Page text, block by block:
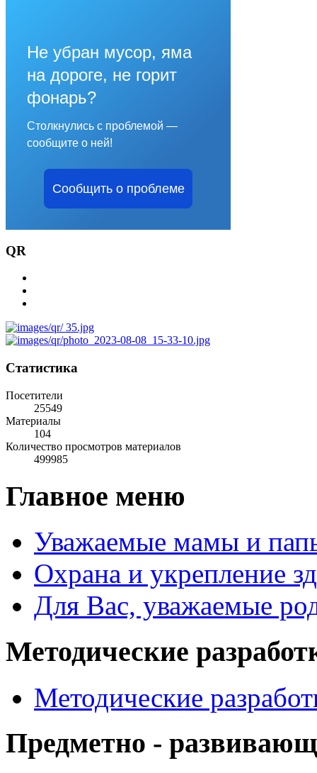
Не убран мусор, яма
на дороге, не горит
фонарь?
Столкнулись с проблемой —
сообщите о ней!
Сообщить о проблеме
QR
Статистика
Посетители
25549
Материалы
104
Количество просмотров материалов
499985
Главное меню
Уважаемые мамы и
Охрана и укрепление
Для Вас, уважаемые
Методические
Методические
Предметно -